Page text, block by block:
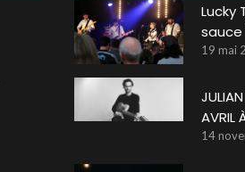
Lucky
sauce
19 mai
AVRIL
14